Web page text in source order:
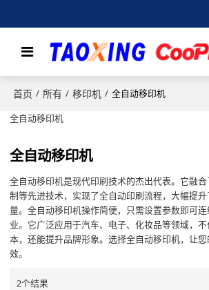
首页 / 所有 / 移印机 / 全自动移印机
全自动移印机
全自动移印机
全自动移印机是现代印刷技术的杰出代表。它融
制等先进技术，实现了全自动印刷流程，大幅提
量。全自动移印机操作简便，只需设置参数即可
业。它广泛应用于汽车、电子、化妆品等领域，
本，还能提升品牌形象。选择全自动移印机，让
效。
2个结果